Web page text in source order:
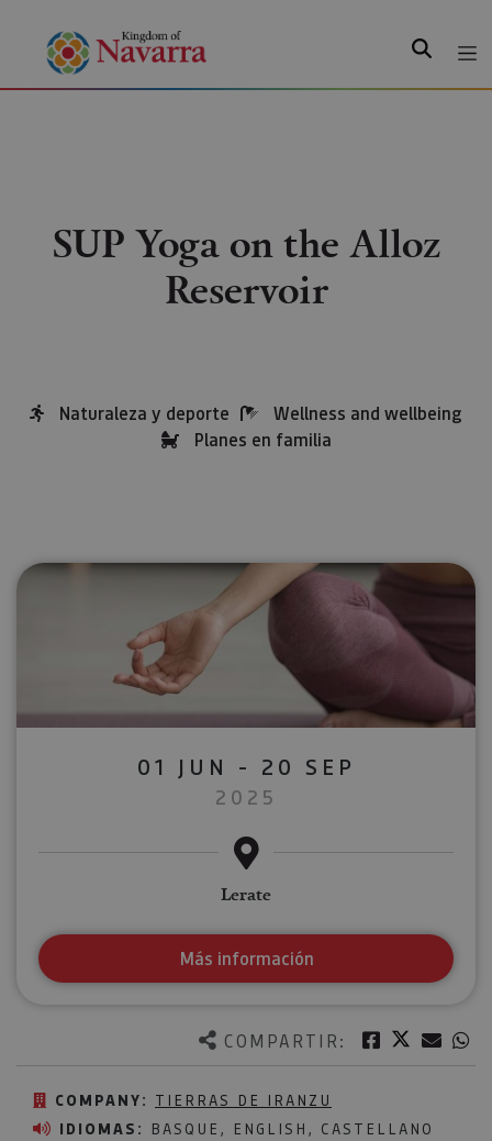
Search
SUP Yoga on the Alloz
Reservoir
Naturaleza y deporte
Wellness and wellbeing
Planes en familia
COMPARTIR: Facebook
Twitter
COMPANY: TIERRAS DE IRANZU
IDIOMAS: BASQUE, ENGLISH, CASTELLANO
01 JUN - 20 SEP
2025
Lerate
Más información